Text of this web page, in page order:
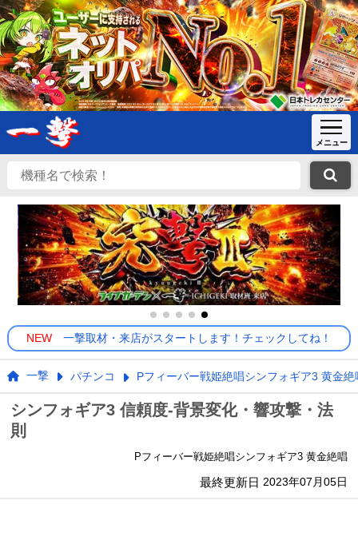
NEW 一撃取材・来店がスタートします！チェックしてね！
一撃 パチンコ Pフィーバー戦姫絶唱シンフォギア3 黄金絶
シンフォギア3 信頼度-背景変化・響攻撃・法
則
Pフィーバー戦姫絶唱シンフォギア3 黄金絶唱
最終更新日 2023年07月05日